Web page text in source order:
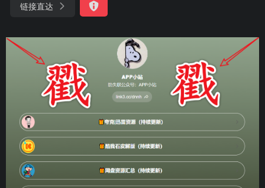
链接直达